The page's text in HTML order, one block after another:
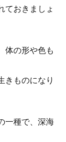
ておきましょ
体の形や色も
きものになり
一種で、深海